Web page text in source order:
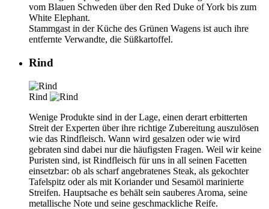
vom Blauen Schweden über den Red Duke of York bis zum
White Elephant.
Stammgast in der Küche des Grünen Wagens ist auch ihre
entfernte Verwandte, die Süßkartoffel.
Rind
Rind
Wenige Produkte sind in der Lage, einen derart erbitterten
Streit der Experten über ihre richtige Zubereitung auszulösen
wie das Rindfleisch. Wann wird gesalzen oder wie wird
gebraten sind dabei nur die häufigsten Fragen. Weil wir keine
Puristen sind, ist Rindfleisch für uns in all seinen Facetten
einsetzbar: ob als scharf angebratenes Steak, als gekochter
Tafelspitz oder als mit Koriander und Sesamöl marinierte
Streifen. Hauptsache es behält sein sauberes Aroma, seine
metallische Note und seine geschmackliche Reife.